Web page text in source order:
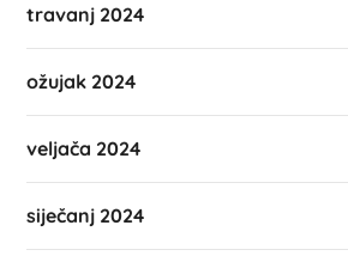
travanj 2024
ožujak 2024
veljača 2024
siječanj 2024